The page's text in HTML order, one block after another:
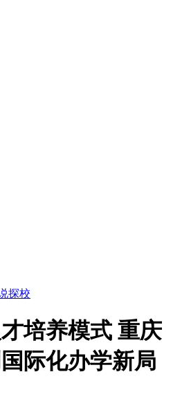
探校
培养模式 重庆
际化办学新局